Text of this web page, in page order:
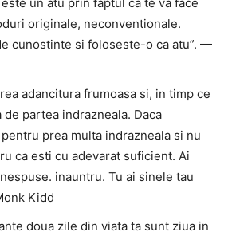
originale, neconventionale.
cunostinte si foloseste-o ca atu”. —
adancitura frumoasa si, in timp ce
de partea indrazneala. Daca
prea multa indrazneala si nu
ca esti cu adevarat suficient. Ai
inauntru. Tu ai sinele tau
Kidd
doua zile din viata ta sunt ziua in